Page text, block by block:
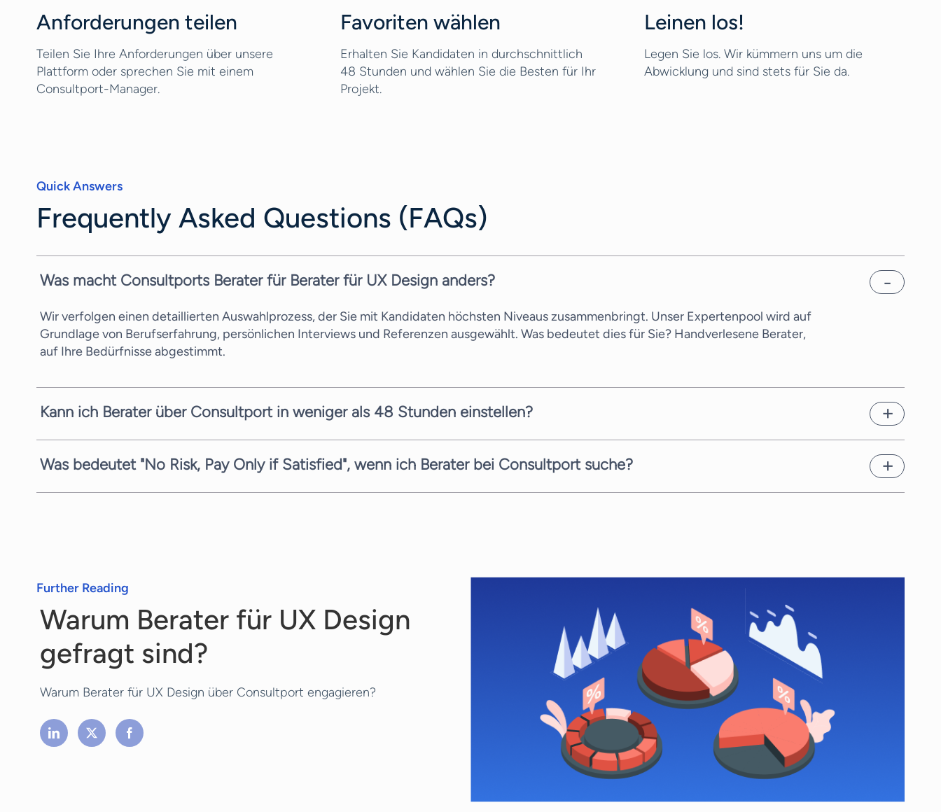
Anforderungen teilen
Teilen Sie Ihre Anforderungen über unsere
Plattform oder sprechen Sie mit einem
Consultport-Manager.
Favoriten wählen
Erhalten Sie Kandidaten in durchschnittlich
48 Stunden und wählen Sie die Besten für Ihr
Projekt.
Leinen los!
Legen Sie los. Wir kümmern uns um die
Abwicklung und sind stets für Sie da.
Quick Answers
Frequently Asked Questions (FAQs)
Was macht Consultports Berater für Berater für UX Design anders?
Wir verfolgen einen detaillierten Auswahlprozess, der Sie mit Kandidaten höchsten Niveaus zusammenbringt. Unser Expertenpool wird auf
Grundlage von Berufserfahrung, persönlichen Interviews und Referenzen ausgewählt. Was bedeutet dies für Sie? Handverlesene Berater,
auf Ihre Bedürfnisse abgestimmt.
Kann ich Berater über Consultport in weniger als 48 Stunden einstellen?
Kandidaten zu vermitteln.
Was bedeutet "No Risk, Pay Only if Satisfied", wenn ich Berater bei Consultport suche?
Further Reading
Warum Berater für UX Design
gefragt sind?
Warum Berater für UX Design über Consultport engagieren?